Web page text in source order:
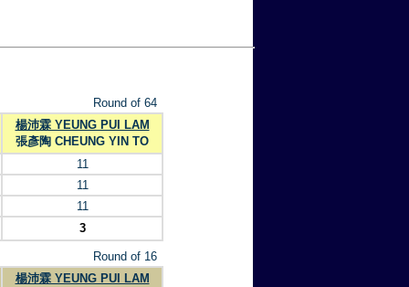
Round of 64
楊沛霖 YEUNG PUI LAM
張彥陶 CHEUNG YIN TO
11
11
11
3
Round of 16
楊沛霖 YEUNG PUI LAM